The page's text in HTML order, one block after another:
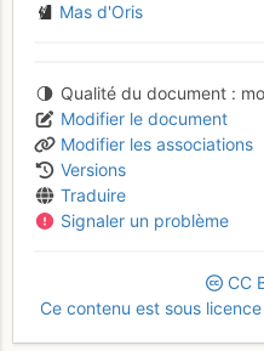
Mas d'Oris
Qualité du document
Modifier le document
Modifier les associations
Versions
Traduire
Signaler un problème
CC
Ce contenu est sous